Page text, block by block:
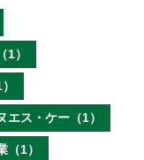
1）
エス・ケー（1）
（1）